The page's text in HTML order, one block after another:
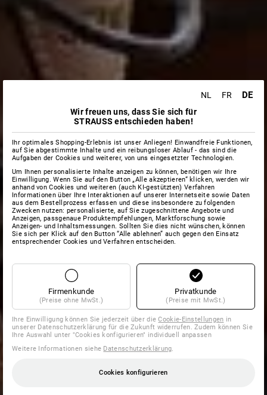
NL FR DE
Wir freuen uns, dass Sie sich für
STRAUSS entschieden haben!
Ihr optimales Shopping-Erlebnis ist unser Anliegen! Einwandfreie Funktionen,
auf Sie abgestimmte Inhalte und ein reibungsloser Ablauf - das sind die
Aufgaben der Cookies und weiterer, von uns eingesetzter Technologien.
Um Ihnen personalisierte Inhalte anzeigen zu können, benötigen wir Ihre
Einwilligung. Wenn Sie auf den Button „Alle akzeptieren“ klicken, werden wir
anhand von Cookies und weiteren (auch KI-gestützten) Verfahren
Informationen über Ihre Interaktionen auf unserer Internetseite sowie Daten
aus dem Bestellprozess erfassen und diese insbesondere zu folgenden
Zwecken nutzen: personalisierte, auf Sie zugeschnittene Angebote und
Anzeigen, passgenaue Produktempfehlungen, Marktforschung sowie
Anzeigen- und Inhaltsmessungen. Sollten Sie dies nicht wünschen, können
Sie sich per Klick auf den Button “Alle ablehnen” auch gegen den Einsatz
entsprechender Cookies und Verfahren entscheiden.
Firmenkunde
(Preise ohne MwSt.)
Privatkunde
(Preise mit MwSt.)
Ihre Einwilligung können Sie jederzeit über dieCookie-Einstellungen in
unserer Datenschutzerklärung für die Zukunft widerrufen. Zudem können Sie
Ihre Auswahl unter "Cookies konfigurieren" individuell anpassen
Weitere Informationen siehe Datenschutzerklärung.
Cookies konfigurieren